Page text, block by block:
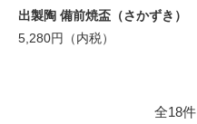
出製陶 備前焼盃（さかずき）
5,280円（内税）
全18件